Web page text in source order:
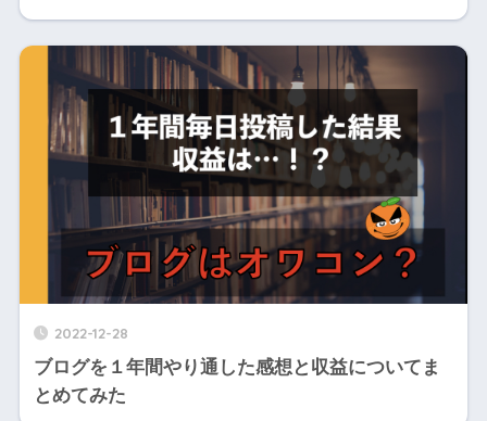
2022-12-28
ブログを１年間やり通した感想と収益についてま
とめてみた